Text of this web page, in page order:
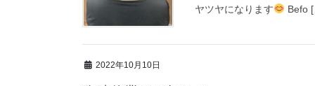
ヤツヤになります
Befo
2022年10月10日